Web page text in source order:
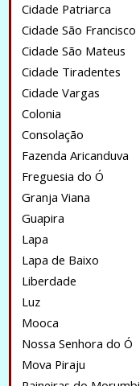
Cidade Patriarca
Cidade São Francisco
Cidade São Mateus
Cidade Tiradentes
Cidade Vargas
Colonia
Consolação
Fazenda Aricanduva
Freguesia do Ó
Granja Viana
Guapira
Lapa
Lapa de Baixo
Liberdade
Luz
Mooca
Nossa Senhora do Ó
Mova Piraju